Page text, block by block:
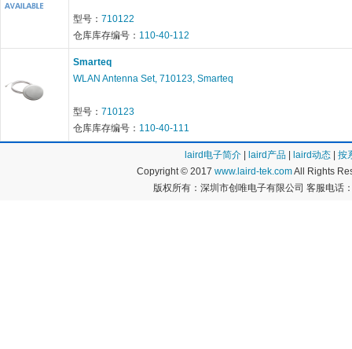
型号： 710122
仓库库存编号： 110-40-112
Smarteq
WLAN Antenna Set, 710123, Smarteq
型号： 710123
仓库库存编号： 110-40-111
laird电子简介 laird产品 laird动态
按
Copyright © 2017 www.laird-tek.comAll Rights
版权所有：深圳市创唯电子有限公司 客服电话